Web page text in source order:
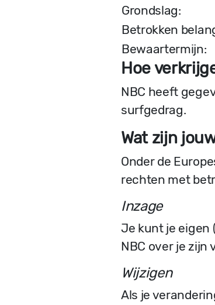
Grondslag:
Betrokken
Bewaartermijn:
Hoe
NBC heeft
surfgedrag.
Wat zijn
Onder de
rechten met
Inzage
Je kunt je eigen
NBC over je zijn
Wijzigen
Als je